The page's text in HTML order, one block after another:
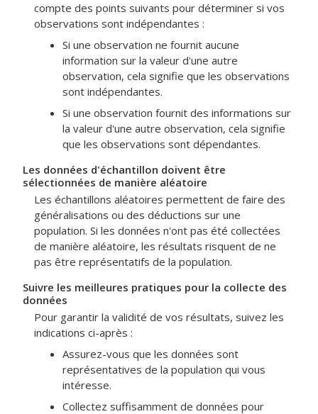
compte des points suivants pour déterminer si vos
observations sont indépendantes :
Si une observation ne fournit aucune
information sur la valeur d'une autre
observation, cela signifie que les observations
sont indépendantes.
Si une observation fournit des informations sur
la valeur d'une autre observation, cela signifie
que les observations sont dépendantes.
Les données d'échantillon doivent être
sélectionnées de manière aléatoire
Les échantillons aléatoires permettent de faire des
généralisations ou des déductions sur une
population. Si les données n'ont pas été collectées
de manière aléatoire, les résultats risquent de ne
pas être représentatifs de la population.
Suivre les meilleures pratiques pour la collecte des
données
Pour garantir la validité de vos résultats, suivez les
indications ci-après :
Assurez-vous que les données sont
représentatives de la population qui vous
intéresse.
Collectez suffisamment de données pour